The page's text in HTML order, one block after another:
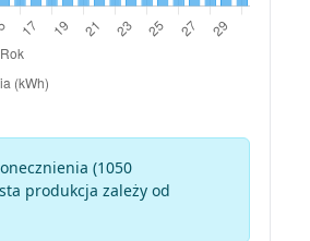
(1050
produkcja zależy od